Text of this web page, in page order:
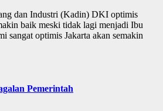
dan Industri (Kadin) DKI optimis
baik meski tidak lagi menjadi Ibu
optimis Jakarta akan semakin
Pemerintah